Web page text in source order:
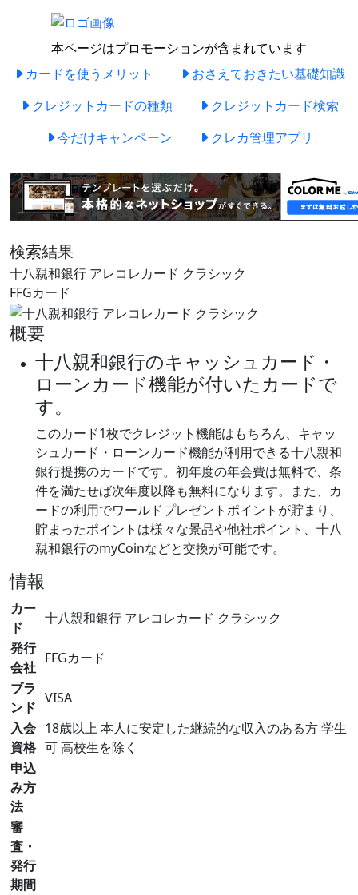
本ページはプロモーションが含まれています
カードを使うメリット
おさえておきたい基礎知識
クレジットカードの種類
クレジットカード検索
今だけキャンペーン
クレカ管理アプリ
検索結果
十八親和銀行 アレコレカード クラシック
FFGカード
概要
十八親和銀行のキャッシュカード・
ローンカード機能が付いたカードで
す。
このカード1枚でクレジット機能はもちろん、キャッ
シュカード・ローンカード機能が利用できる十八親和
銀行提携のカードです。初年度の年会費は無料で、条
件を満たせば次年度以降も無料になります。また、カ
ードの利用でワールドプレゼントポイントが貯まり、
貯まったポイントは様々な景品や他社ポイント、十八
親和銀行のmyCoinなどと交換が可能です。
情報
カー
ド
十八親和銀行 アレコレカード クラシック
発行
会社
FFGカード
ブラ
ンド
VISA
入会
資格
18歳以上 本人に安定した継続的な収入のある方 学生
可 高校生を除く
申込
み方
法
審
査・
発行
期間